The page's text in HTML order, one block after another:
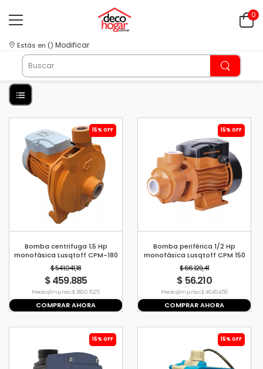
0
Estás en () Modificar
15% OFF
Bomba centrifuga 1,5 Hp
monofásica Lusqtoff CPM-180
$ 541.041,18
$ 459.885
Precio s/imp. nac. $ 380.070,25
COMPRAR AHORA
15% OFF
Bomba periférica 1/2 Hp
monofásica Lusqtoff CPM 150
$ 66.129,41
$ 56.210
Precio s/imp. nac. $ 46.454,55
COMPRAR AHORA
15% OFF 15% OFF